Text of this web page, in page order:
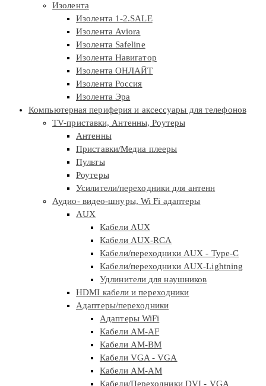
Изолента
Изолента 1-2.SALE
Изолента Aviora
Изолента Safeline
Изолента Навигатор
Изолента ОНЛАЙТ
Изолента Россия
Изолента Эра
Компьютерная периферия и аксессуары для телефонов
TV-приставки, Антенны, Роутеры
Антенны
Приставки/Медиа плееры
Пульты
Роутеры
Усилители/переходники для антенн
Аудио- видео-шнуры, Wi Fi адаптеры
AUX
Кабели AUX
Кабели AUX-RCA
Кабели/переходники AUX - Type-C
Кабели/переходники AUX-Lightning
Удлинители для наушников
HDMI кабели и переходники
Адаптеры/переходники
Адаптеры WiFi
Кабели AM-AF
Кабели AM-BM
Кабели VGA - VGA
Кабели АМ-АМ
Кабели/Переходники DVI - VGA